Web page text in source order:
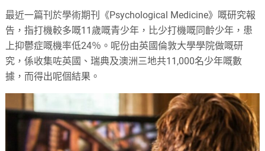
最近一篇刊於學術期刊《Psychological Medicine》嘅研究報
告，指打機較多嘅11歲嘅青少年，比少打機嘅同齡少年，患
上抑鬱症嘅機率低24％。呢份由英國倫敦大學學院做嘅研
究，係收集咗英國、瑞典及澳洲三地共11,000名少年嘅數
據，而得出呢個結果。